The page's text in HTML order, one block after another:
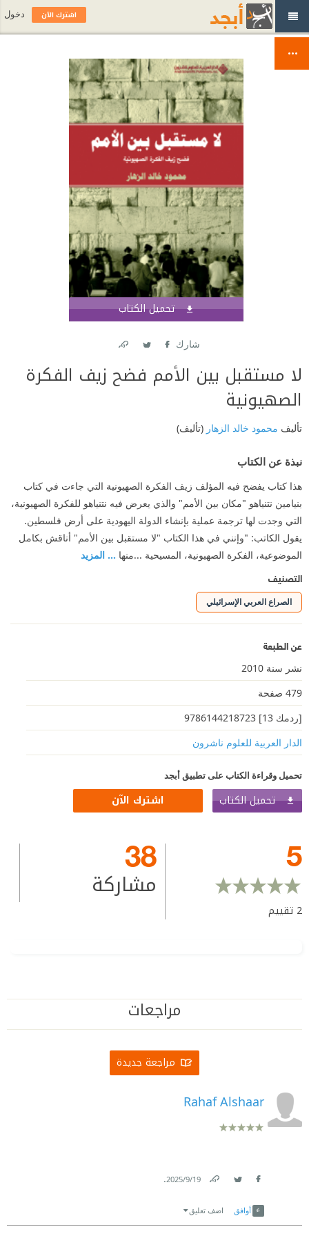
تحميل الكتاب
شارك
لا مستقبل بين الأمم فضح زيف الفكرة
الصهيونية
تأليف محمود خالد الزهار (تأليف)
نبذة عن الكتاب
هذا كتاب يفضح فيه المؤلف زيف الفكرة الصهيونية التي جاءت في كتاب
بنيامين نتنياهو "مكان بين الأمم" والذي يعرض فيه نتنياهو للفكرة الصهيونية،
التي وجدت لها ترجمة عملية بإنشاء الدولة اليهودية على أرض فلسطين.
يقول الكاتب: "وإنني في هذا الكتاب "لا مستقبل بين الأمم" أناقش بكامل
الموضوعية، الفكرة الصهيونية، المسيحية ...منها ... المزيد
التصنيف
الصراع العربي الإسرائيلي
عن الطبعة
نشر سنة 2010
479 صفحة
[ردمك 13] 9786144218723
الدار العربية للعلوم ناشرون
تحميل وقراءة الكتاب على تطبيق أبجد
تحميل الكتاب اشترك الآن
5
2 تقييم
38
مشاركة
مراجعات
مراجعة جديدة
Rahaf Alshaar
19‏/9‏/2025
.
أوافق اضف تعليق
اشترك الآن دخول